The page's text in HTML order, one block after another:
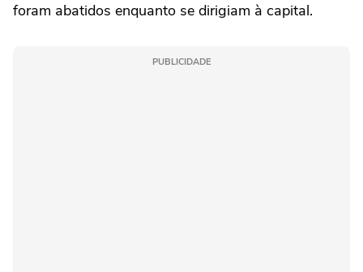
foram abatidos enquanto se dirigiam à capital.
PUBLICIDADE